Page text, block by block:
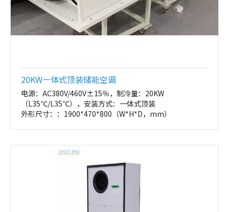
20KW一体式顶装储能空调
电源：AC380V/460V±15％，制冷量：20KW
（L35℃/L35℃），安装方式：一体式顶装
外形尺寸：：1900*470*800（W*H*D，mm）